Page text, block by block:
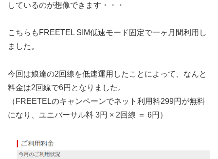
しているのが想像できます・・・
こちらもFREETEL SIM低速モード固定で一ヶ月間利用し
ました。
今回は娘達の2回線を低速運用したことによって、なんと
料金は2回線で6円となりました。
（FREETELのキャンペーンでネット利用料299円が無料
になり、ユニバーサル料 3円 × 2回線 ＝ 6円）